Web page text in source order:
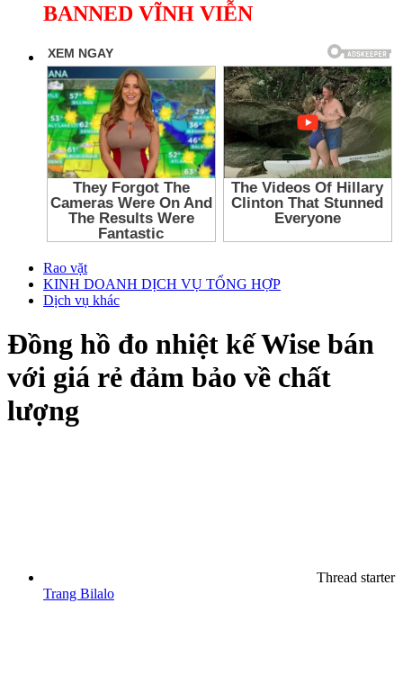
BANNED VĨNH VIỄN
Rao vặt
KINH DOANH DỊCH VỤ TỔNG HỢP
Dịch vụ khác
Đồng hồ đo nhiệt kế Wise bán
với giá rẻ đảm bảo về chất
lượng
Thread starter
Trang Bilalo